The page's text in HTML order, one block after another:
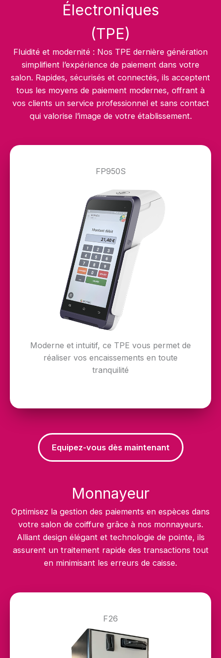
Électroniques
(TPE)
Fluidité et modernité : Nos TPE dernière génération
simplifient l’expérience de paiement dans votre
salon. Rapides, sécurisés et connectés, ils acceptent
tous les moyens de paiement modernes, offrant à
vos clients un service professionnel et sans contact
qui valorise l’image de votre établissement.
FP950S
Moderne et intuitif, ce TPE vous permet de
réaliser vos encaissements en toute
tranquilité
Equipez-vous dès maintenant
Monnayeur
Optimisez la gestion des paiements en espèces dans
votre salon de coiffure grâce à nos monnayeurs.
Alliant design élégant et technologie de pointe, ils
assurent un traitement rapide des transactions tout
en minimisant les erreurs de caisse.
F26